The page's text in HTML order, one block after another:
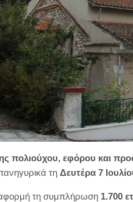
πολιούχου, εφόρου και
τη Δευτέρα 7
τη συμπλήρωση 1.700